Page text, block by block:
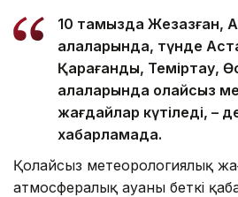
10 тамызда Жезқазған,
қалаларында, түнде
Қарағанды, Теміртау,
қалаларында қолайсыз
жағдайлар күтіледі, –
хабарламада.
Қолайсыз метеорологиялық
атмосфералық ауаның беткі